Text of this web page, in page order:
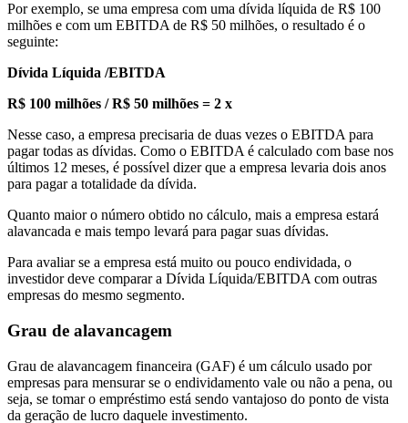
Por exemplo, se uma empresa com uma dívida líquida de R$ 100
milhões e com um EBITDA de R$ 50 milhões, o resultado é o
seguinte:
Dívida Líquida /EBITDA
R$ 100 milhões / R$ 50 milhões = 2 x
Nesse caso, a empresa precisaria de duas vezes o EBITDA para
pagar todas as dívidas. Como o EBITDA é calculado com base nos
últimos 12 meses, é possível dizer que a empresa levaria dois anos
para pagar a totalidade da dívida.
Quanto maior o número obtido no cálculo, mais a empresa estará
alavancada e mais tempo levará para pagar suas dívidas.
Para avaliar se a empresa está muito ou pouco endividada, o
investidor deve comparar a Dívida Líquida/EBITDA com outras
empresas do mesmo segmento.
Grau de alavancagem
Grau de alavancagem financeira (GAF) é um cálculo usado por
empresas para mensurar se o endividamento vale ou não a pena, ou
seja, se tomar o empréstimo está sendo vantajoso do ponto de vista
da geração de lucro daquele investimento.